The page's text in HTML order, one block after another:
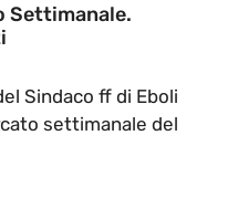
Settimanale.
Sindaco ff di Eboli
settimanale del